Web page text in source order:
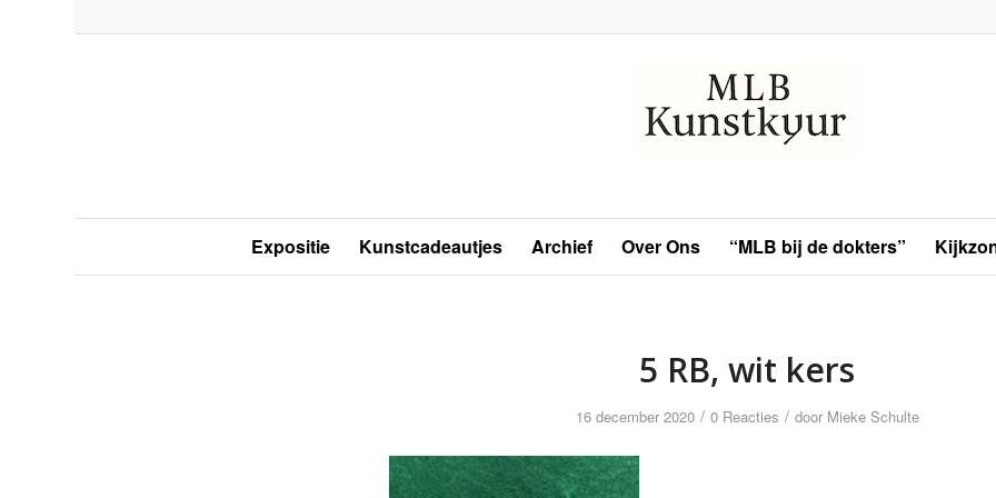
Expositie Kunstcadeautjes Archief Over Ons “MLB bij de dokters”
5 RB, wit kers
16 december 2020 / 0 Reacties / door Mieke Schulte